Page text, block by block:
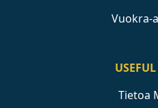
Vuokra-
Tietoa